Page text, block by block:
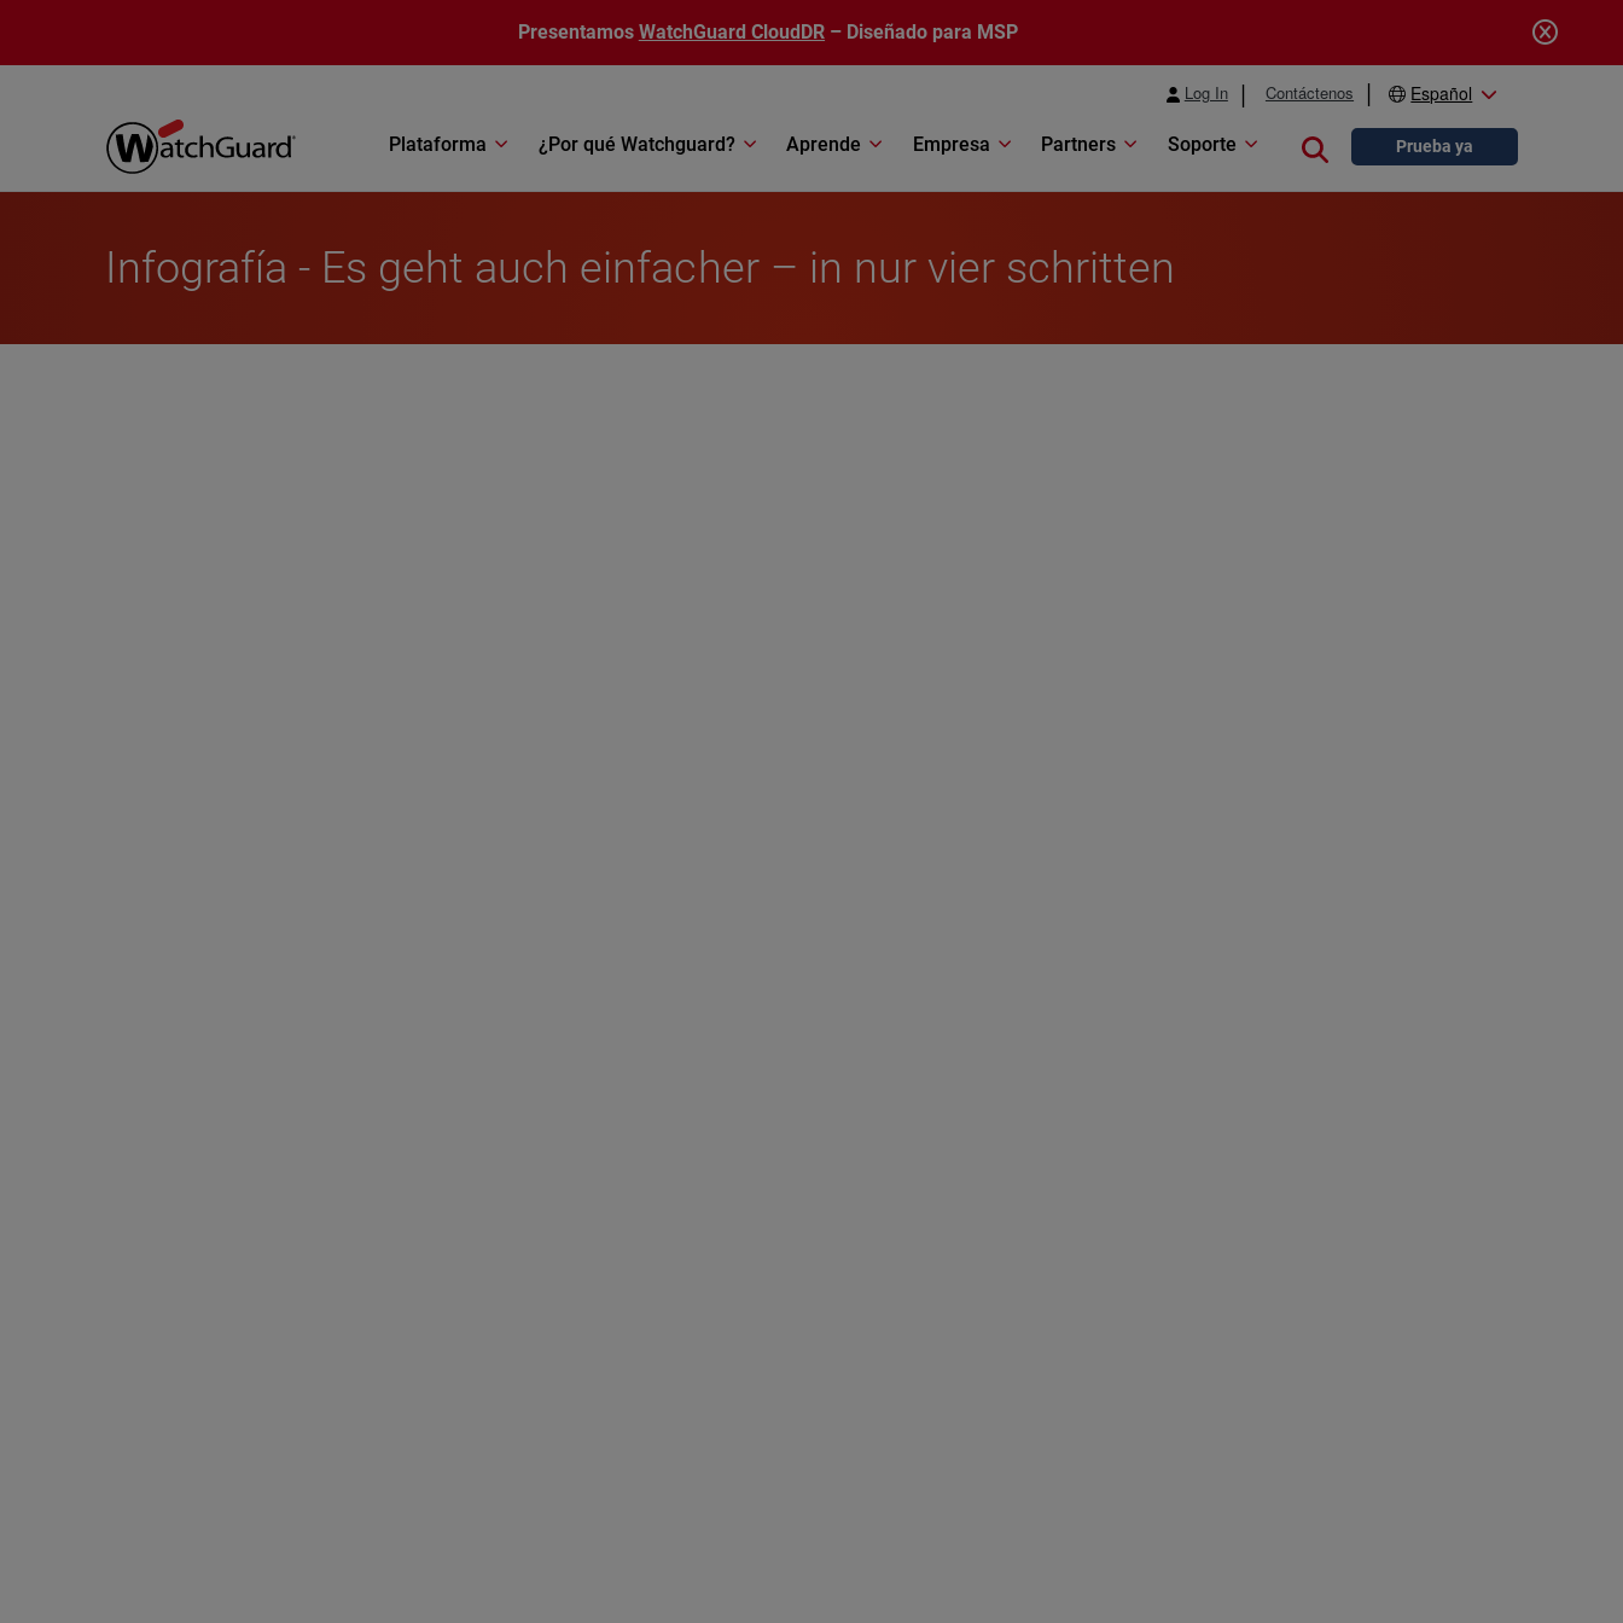
Presentamos WatchGuard CloudDR – Diseñado para MSP
Log In Contáctenos Español
Plataforma ¿Por qué Watchguard? Aprende Empresa Partners Soporte Close searchPrueba ya
Infografía - Es geht auch einfacher – in nur vier schritten